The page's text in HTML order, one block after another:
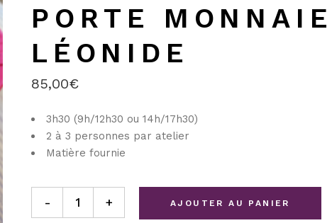
PORTE MONNAIE
LÉONIDE
85,00€
3h30 (9h/12h30 ou 14h/17h30)
2 à 3 personnes par atelier
Matière fournie
Stage cuir - Réalisez votre porte monnaie Léonide quantity
- + AJOUTER AU PANIER